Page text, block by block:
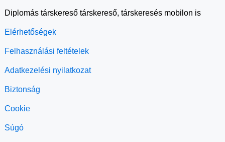
Diplomás társkereső társkereső, társkeresés mobilon is
Elérhetőségek
Felhasználási feltételek
Adatkezelési nyilatkozat
Biztonság
Cookie
Súgó